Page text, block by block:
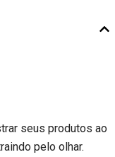
seus produtos ao
pelo olhar.